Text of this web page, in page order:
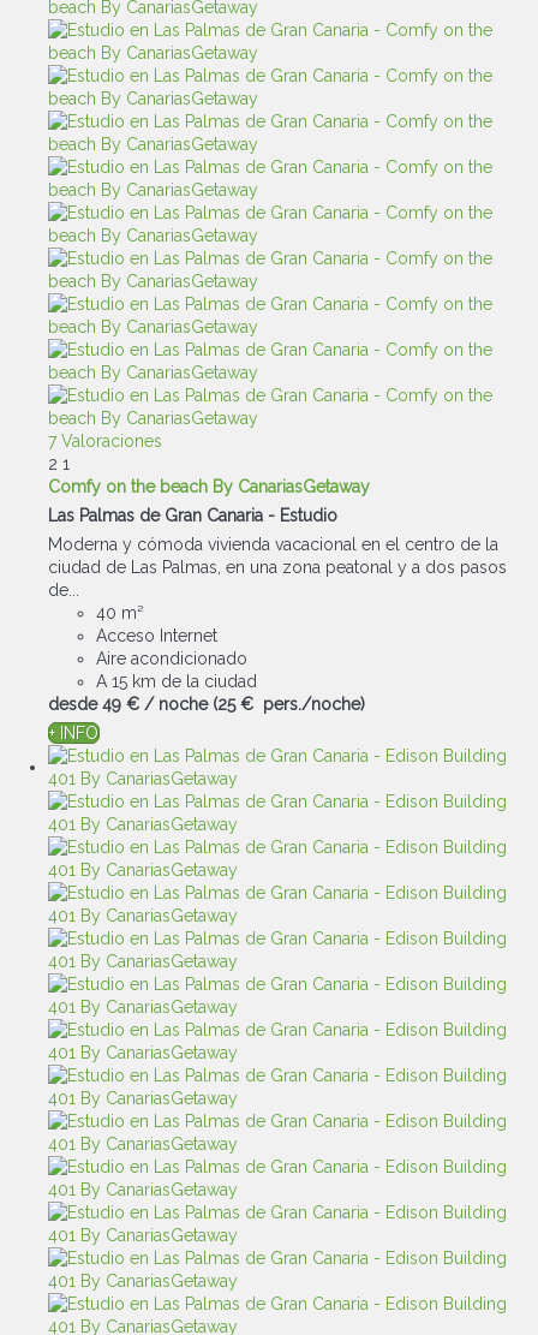
7 Valoraciones
2 1
Comfy on the beach By CanariasGetaway
Las Palmas de Gran Canaria - Estudio
Moderna y cómoda vivienda vacacional en el centro de la
ciudad de Las Palmas, en una zona peatonal y a dos pasos
de...
40 m²
Acceso Internet
Aire acondicionado
A 15 km de la ciudad
desde 49 € / noche (25 € pers./noche)
+ INFO